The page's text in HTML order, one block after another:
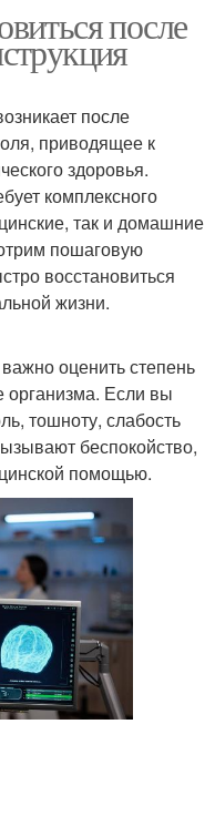
после
после
приводящее к
здоровья.
комплексного
так и домашние
пошаговую
восстановиться
жизни.
оценить степень
организма. Если вы
тошноту, слабость
беспокойство,
помощью.